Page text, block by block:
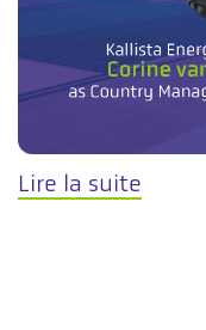
Lire la suite